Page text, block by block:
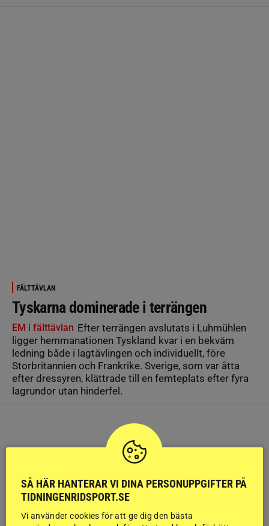
FÄLTTÄVLAN
Tyskarna dominerade i terrängen
EM i fälttävlan Efter terrängen avslutats i Luhmühlen
ligger hemmanationen Tyskland kvar i en bekväm
ledning både i lagtävlingen och individuellt, före
Storbritannien och Frankrike. Sverige, som var åtta
efter dressyren, klättrade till en femteplats efter fyra
lagrundor utan hinderfel.
SÅ HÄR HANTERAR VI DINA PERSONUPPGIFTER PÅ
TIDNINGENRIDSPORT.SE
Vi använder cookies för att ge dig den bästa